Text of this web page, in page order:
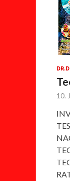
10.